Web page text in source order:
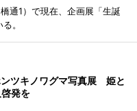
通1）で現在、企画展「生誕
。
ツキノワグマ写真展 姫と
発を